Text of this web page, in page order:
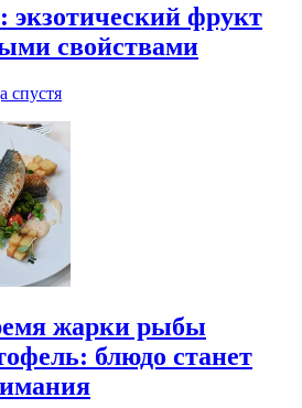
экзотический фрукт
свойствами
спустя
жарки рыбы
блюдо станет